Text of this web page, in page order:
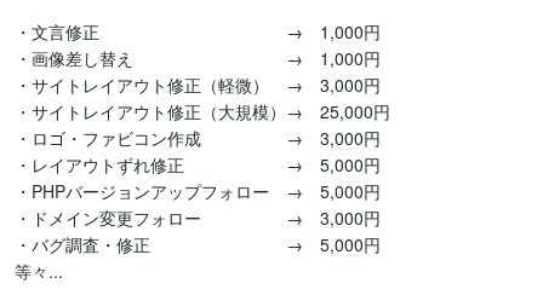
・文言修正　　　　　　　　　　　→　1,000円
・画像差し替え　　　　　　　　　→　1,000円
・サイトレイアウト修正（軽微）　→　3,000円
・サイトレイアウト修正（大規模）→　25,000円
・ロゴ・ファビコン作成　　　　　→　3,000円
・レイアウトずれ修正　　　　　　→　5,000円
・PHPバージョンアップフォロー　→　5,000円
・ドメイン変更フォロー　　　　　→　3,000円
・バグ調査・修正　　　　　　　　→　5,000円
等々...